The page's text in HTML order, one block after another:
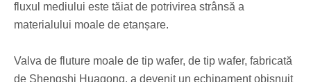
fluxul mediului este tăiat de potrivirea strânsă a
materialului moale de etanșare.
Valva de fluture moale de tip wafer, de tip wafer, fabricată
de Shengshi Huagong, a devenit un echipament obișnuit